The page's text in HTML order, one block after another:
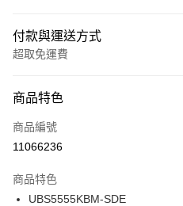
付款與運送方式
超取免運費
信用卡一次付款
LINE Pay
Google Pay
商品特色
商品編號
11066236
商品特色
UBS5555KBM-SDE